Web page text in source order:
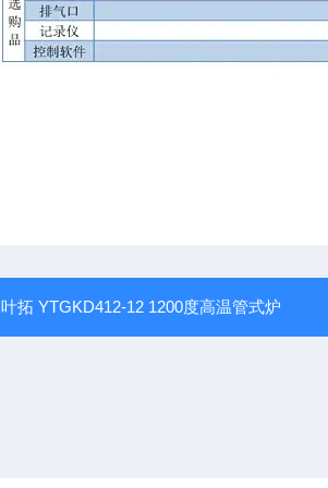
叶拓 YTGKD412-12 1200度高温管式炉